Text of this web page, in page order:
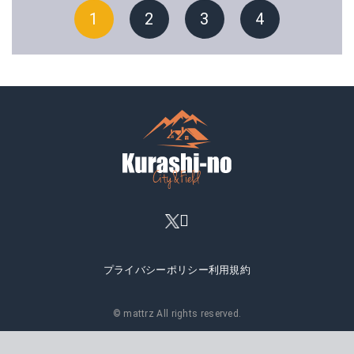
1 2 3 4
プライバシーポリシー利用規約
© mattrz All rights reserved.